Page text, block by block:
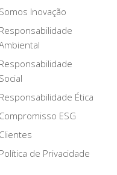
Somos Inovação
Responsabilidade
Responsabilidade
Social
Responsabilidade Ética
Compromisso ESG
Clientes
Política de Privacidade